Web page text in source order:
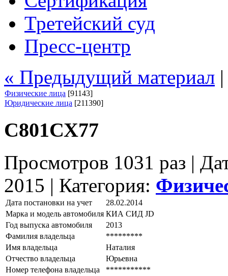
Третейский суд
Пресс-центр
« Предыдущий материал
Физические лица [91143]
Юридические лица [211390]
С801СХ77
Просмотров 1031 раз |
2015 | Категория:
Дата постановки на учет
28.02.2014
Марка и модель автомобиля КИА СИД JD
Год выпуска автомобиля
2013
Фамилия владельца
*********
Имя владельца
Наталия
Отчество владельца
Юрьевна
Номер телефона владельца
***********